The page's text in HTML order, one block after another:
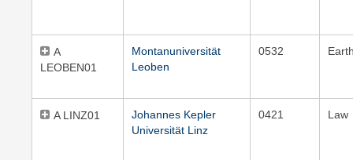
A
LEOBEN01
Montanuniversität
Leoben
0532
A LINZ01
Johannes Kepler
Universität Linz
0421 Law